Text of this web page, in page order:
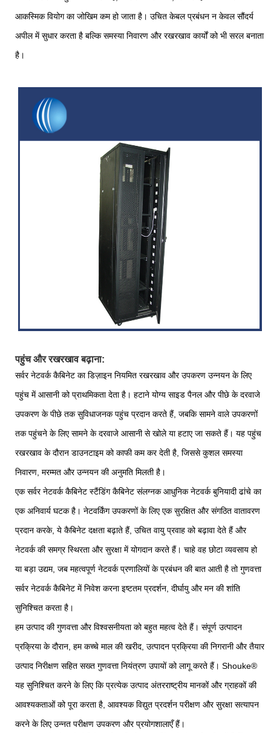
आकस्मिक वियोग का जोखिम कम हो जाता है। उचित केबल प्रबंधन न केवल सौंदर्य
अपील में सुधार करता है बल्कि समस्या निवारण और रखरखाव कार्यों को भी सरल बनाता
है।
पहुंच और रखरखाव बढ़ाना:
सर्वर नेटवर्क कैबिनेट का डिज़ाइन नियमित रखरखाव और उपकरण उन्नयन के लिए
पहुंच में आसानी को प्राथमिकता देता है। हटाने योग्य साइड पैनल और पीछे के दरवाजे
उपकरण के पीछे तक सुविधाजनक पहुंच प्रदान करते हैं, जबकि सामने वाले उपकरणों
तक पहुंचने के लिए सामने के दरवाजे आसानी से खोले या हटाए जा सकते हैं। यह पहुंच
रखरखाव के दौरान डाउनटाइम को काफी कम कर देती है, जिससे कुशल समस्या
निवारण, मरम्मत और उन्नयन की अनुमति मिलती है।
एक सर्वर नेटवर्क कैबिनेट स्टैंडिंग कैबिनेट संलग्नक आधुनिक नेटवर्क बुनियादी ढांचे का
एक अनिवार्य घटक है। नेटवर्किंग उपकरणों के लिए एक सुरक्षित और संगठित वातावरण
प्रदान करके, ये कैबिनेट दक्षता बढ़ाते हैं, उचित वायु प्रवाह को बढ़ावा देते हैं और
नेटवर्क की समग्र स्थिरता और सुरक्षा में योगदान करते हैं। चाहे वह छोटा व्यवसाय हो
या बड़ा उद्यम, जब महत्वपूर्ण नेटवर्क प्रणालियों के प्रबंधन की बात आती है तो गुणवत्ता
सर्वर नेटवर्क कैबिनेट में निवेश करना इष्टतम प्रदर्शन, दीर्घायु और मन की शांति
सुनिश्चित करता है।
हम उत्पाद की गुणवत्ता और विश्वसनीयता को बहुत महत्व देते हैं। संपूर्ण उत्पादन
प्रक्रिया के दौरान, हम कच्चे माल की खरीद, उत्पादन प्रक्रिया की निगरानी और तैयार
उत्पाद निरीक्षण सहित सख्त गुणवत्ता नियंत्रण उपायों को लागू करते हैं। Shouke®
यह सुनिश्चित करने के लिए कि प्रत्येक उत्पाद अंतरराष्ट्रीय मानकों और ग्राहकों की
आवश्यकताओं को पूरा करता है, आवश्यक विद्युत प्रदर्शन परीक्षण और सुरक्षा सत्यापन
करने के लिए उन्नत परीक्षण उपकरण और प्रयोगशालाएँ हैं।